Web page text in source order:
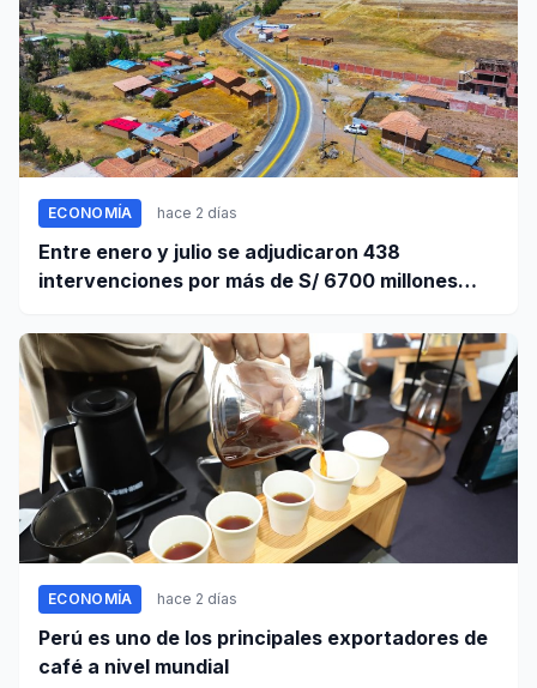
ECONOMÍA hace 2 días
Entre enero y julio se adjudicaron 438
intervenciones por más de S/ 6700 millones
ECONOMÍA hace 2 días
Perú es uno de los principales exportadores de
café a nivel mundial